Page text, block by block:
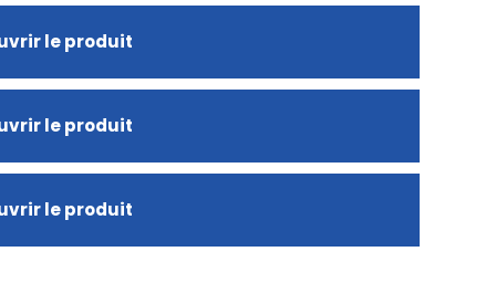
le produit
le produit
le produit